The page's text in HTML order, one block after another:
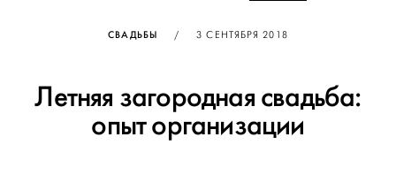
СВАДЬБЫ / ОПУБЛИКОВАНО
3 СЕНТЯБРЯ 2018
Летняя загородная свадьба:
опыт организации